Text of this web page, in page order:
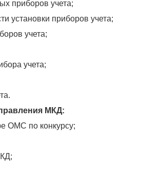
приборов учета;
установки приборов учета;
учета;
учета;
МКД:
ОМС по конкурсу;